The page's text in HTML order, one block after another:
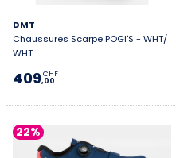
DMT
Chaussures Scarpe POGI'S - WHT/
WHT
409,00
CHF
22%